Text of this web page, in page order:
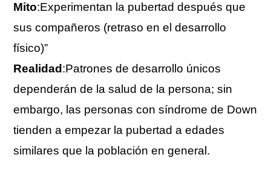
Mito:Experimentan la pubertad después que
sus compañeros (retraso en el desarrollo
físico)”
Realidad :Patrones de desarrollo únicos
dependerán de la salud de la persona; sin
embargo, las personas con síndrome de Down
tienden a empezar la pubertad a edades
similares que la población en general.